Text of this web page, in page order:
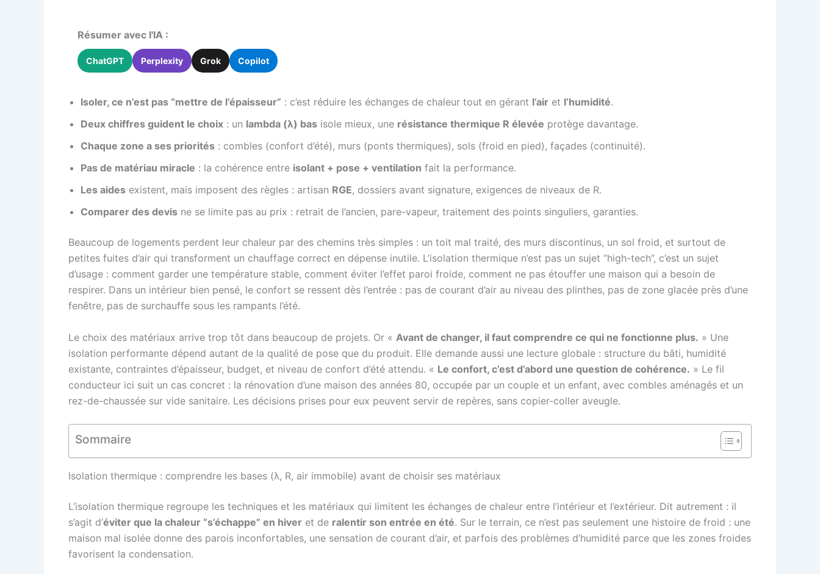
Résumer avec l'IA :
ChatGPT Perplexity Grok Copilot
Isoler, ce n’est pas “mettre de l’épaisseur” : c’est réduire les échanges de chaleur tout en gérant l’air et l’humidité.
Deux chiffres guident le choix : un lambda (λ) bas isole mieux, une résistance thermique R élevée protège davantage.
Chaque zone a ses priorités : combles (confort d’été), murs (ponts thermiques), sols (froid en pied), façades (continuité).
Pas de matériau miracle : la cohérence entre isolant + pose + ventilation fait la performance.
Les aides existent, mais imposent des règles : artisan RGE, dossiers avant signature, exigences de niveaux de R.
Comparer des devis ne se limite pas au prix : retrait de l’ancien, pare-vapeur, traitement des points singuliers, garanties.
Beaucoup de logements perdent leur chaleur par des chemins très simples : un toit mal traité, des murs discontinus, un sol froid, et surtout de
petites fuites d’air qui transforment un chauffage correct en dépense inutile. L’isolation thermique n’est pas un sujet “high-tech”, c’est un sujet
d’usage : comment garder une température stable, comment éviter l’effet paroi froide, comment ne pas étouffer une maison qui a besoin de
respirer. Dans un intérieur bien pensé, le confort se ressent dès l’entrée : pas de courant d’air au niveau des plinthes, pas de zone glacée près d’une
fenêtre, pas de surchauffe sous les rampants l’été.
Le choix des matériaux arrive trop tôt dans beaucoup de projets. Or « Avant de changer, il faut comprendre ce qui ne fonctionne plus. » Une
isolation performante dépend autant de la qualité de pose que du produit. Elle demande aussi une lecture globale : structure du bâti, humidité
existante, contraintes d’épaisseur, budget, et niveau de confort d’été attendu. « Le confort, c’est d’abord une question de cohérence. » Le fil
conducteur ici suit un cas concret : la rénovation d’une maison des années 80, occupée par un couple et un enfant, avec combles aménagés et un
rez-de-chaussée sur vide sanitaire. Les décisions prises pour eux peuvent servir de repères, sans copier-coller aveugle.
Sommaire
Isolation thermique : comprendre les bases (λ, R, air immobile) avant de choisir ses matériaux
L’isolation thermique regroupe les techniques et les matériaux qui limitent les échanges de chaleur entre l’intérieur et l’extérieur. Dit autrement : il
s’agit d’éviter que la chaleur “s’échappe” en hiver et de ralentir son entrée en été. Sur le terrain, ce n’est pas seulement une histoire de froid : une
maison mal isolée donne des parois inconfortables, une sensation de courant d’air, et parfois des problèmes d’humidité parce que les zones froides
favorisent la condensation.